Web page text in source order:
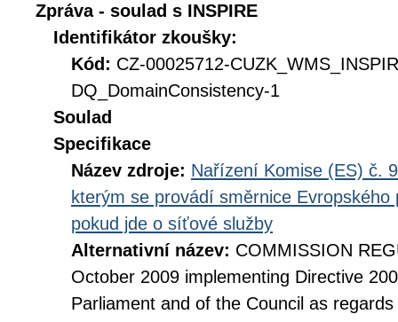
Zpráva - soulad s INSPIRE
Identifikátor zkoušky:
Kód: CZ-00025712-
DQ_DomainConsistency-1
Soulad
Specifikace
Název zdroje: Nařízení Komise (ES) č.
kterým se provádí směrnice
pokud jde o síťové služby
Alternativní název: COMMISSION
October 2009 implementing Directive
Parliament and of the Council as